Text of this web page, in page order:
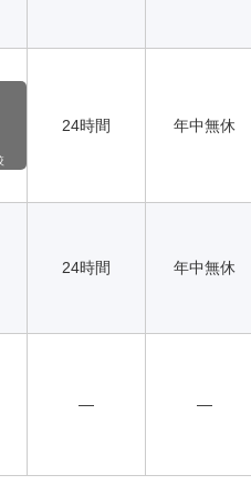
24時間 年中無休
24時間 年中無休
― ―